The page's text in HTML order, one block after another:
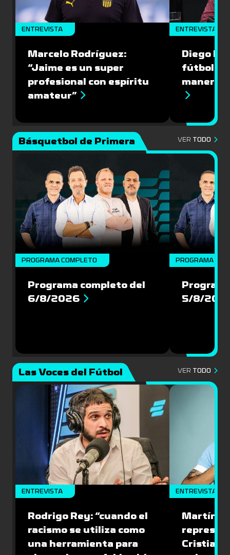
ENTREVISTA
Marcelo Rodríguez:
“Jaime es un super
profesional con espíritu
amateur”
ENTREVISTA
Diego
fútbol
manera
Básquetbol de Primera VER TODO
PROGRAMA COMPLETO
Programa completo del
6/8/2026
PROGRAMA
5/8/
Las Voces del Fútbol VER TODO
ENTREVISTA
Rodrigo Rey: “cuando el
racismo se utiliza como
una herramienta para
ENTREVISTA
Martín
Cristian